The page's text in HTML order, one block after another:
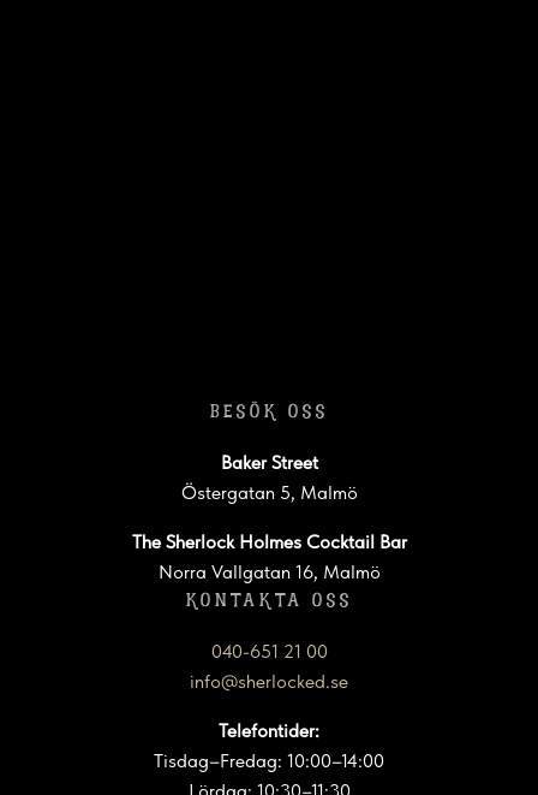
BESÖK OSS
Baker Street
Östergatan 5, Malmö
The Sherlock Holmes Cocktail Bar
Norra Vallgatan 16, Malmö
KONTAKTA OSS
040-651 21 00
info@sherlocked.se
Telefontider:
Tisdag–Fredag: 10:00–14:00